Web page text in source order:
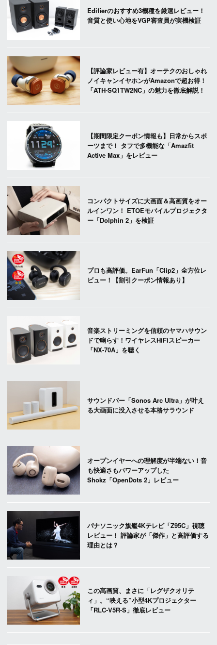
Edifierのおすすめ3機種を厳選レビュー！
音質と使い心地をVGP審査員が実機検証
【評論家レビュー有】オーテクのおしゃれ
ノイキャンイヤホンがAmazonで超お得！
「ATH-SQ1TW2NC」の魅力を徹底解説！
【期間限定クーポン情報も】日常からスポ
ーツまで！ タフで多機能な「Amazfit
Active Max」をレビュー
コンパクトサイズに大画面＆高画質をオー
ルインワン！ ETOEモバイルプロジェクタ
ー「Dolphin 2」を検証
プロも高評価。EarFun「Clip2」全方位レ
ビュー！【割引クーポン情報あり】
音楽ストリーミングを信頼のヤマハサウン
ドで鳴らす！ワイヤレスHiFiスピーカー
「NX-70A」を聴く
サウンドバー「Sonos Arc Ultra」が叶え
る大画面に没入させる本格サラウンド
オープンイヤーへの理解度が半端ない！音
も快適さもパワーアップした
Shokz「OpenDots 2」レビュー
パナソニック旗艦4Kテレビ「Z95C」視聴
レビュー！ 評論家が「傑作」と高評価する
理由とは？
この高画質、まさに「レグザクオリテ
ィ」。“映える”小型4Kプロジェクター
「RLC-V5R-S」徹底レビュー